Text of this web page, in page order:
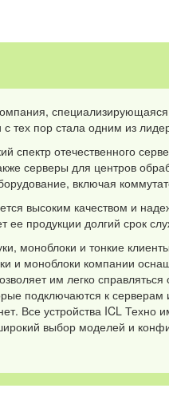
тех пор стала одним из
спектр отечественного
серверы для центров
включая
высоким качеством и
ее продукции долгий срок
моноблоки и тонкие
и моноблоки компании
им легко
подключаются к
Все устройства ICL
выбор моделей и